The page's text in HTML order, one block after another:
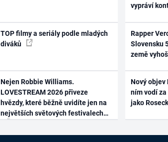
TOP filmy a seriály podle mladých
diváků
Nejen Robbie Williams.
LOVESTREAM 2026 přiveze
hvězdy, které běžně uvidíte jen na
největších světových festivalech
vypráví
Rapper
Slovensku
země
Nový objev
ním vodí
jako